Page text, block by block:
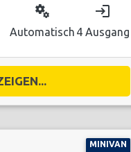
miscellaneous_services
Automatisch
login
4 Ausgang
MINIVAN